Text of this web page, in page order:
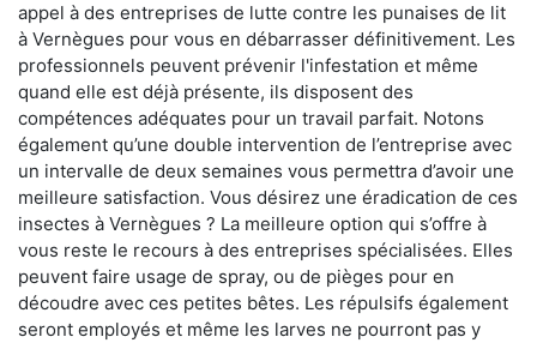
appel à des entreprises de lutte contre les punaises de lit
à Vernègues pour vous en débarrasser définitivement. Les
professionnels peuvent prévenir l'infestation et même
quand elle est déjà présente, ils disposent des
compétences adéquates pour un travail parfait. Notons
également qu’une double intervention de l’entreprise avec
un intervalle de deux semaines vous permettra d’avoir une
meilleure satisfaction. Vous désirez une éradication de ces
insectes à Vernègues ? La meilleure option qui s’offre à
vous reste le recours à des entreprises spécialisées. Elles
peuvent faire usage de spray, ou de pièges pour en
découdre avec ces petites bêtes. Les répulsifs également
seront employés et même les larves ne pourront pas y